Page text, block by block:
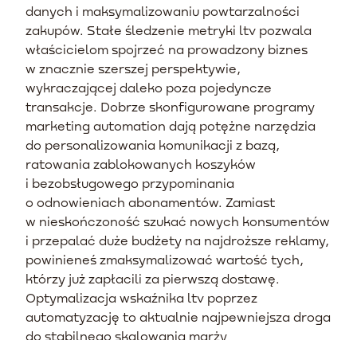
danych i maksymalizowaniu powtarzalności
zakupów. Stałe śledzenie metryki ltv pozwala
właścicielom spojrzeć na prowadzony biznes
w znacznie szerszej perspektywie,
wykraczającej daleko poza pojedyncze
transakcje. Dobrze skonfigurowane programy
marketing automation dają potężne narzędzia
do personalizowania komunikacji z bazą,
ratowania zablokowanych koszyków
i bezobsługowego przypominania
o odnowieniach abonamentów. Zamiast
w nieskończoność szukać nowych konsumentów
i przepalać duże budżety na najdroższe reklamy,
powinieneś zmaksymalizować wartość tych,
którzy już zapłacili za pierwszą dostawę.
Optymalizacja wskaźnika ltv poprzez
automatyzację to aktualnie najpewniejsza droga
do stabilnego skalowania marży